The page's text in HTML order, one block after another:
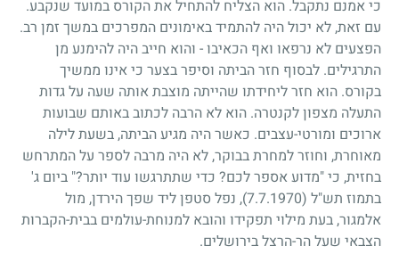
כי אמנם נתקבל. הוא הצליח להתחיל את הקורס במועד שנקבע.
עם זאת, לא יכול היה להתמיד באימונים המפרכים במשך זמן רב.
הפצעים לא נרפאו ואף הכאיבו - והוא חייב היה להימנע מן
התרגילים. לבסוף חזר הביתה וסיפר בצער כי אינו ממשיך
בקורס. הוא חזר ליחידתו שהייתה מוצבת אותה שעה על גדות
התעלה מצפון לקנטרה. הוא לא הרבה לכתוב באותם שבועות
ארוכים ומורטי-עצבים. כאשר היה מגיע הביתה, בשעת לילה
מאוחרת, וחוזר למחרת בבוקר, לא היה מרבה לספר על המתרחש
בחזית, כי "מדוע אספר לכם? כדי שתתרגשו עוד יותר?" ביום ג'
בתמוז תש"ל (7.7.1970)
, נפל סטפן ליד שפך הירדן, מול
אלמגור, בעת מילוי תפקידו והובא למנוחת-עולמים בבית-הקברות
הצבאי שעל הר-הרצל בירושלים.